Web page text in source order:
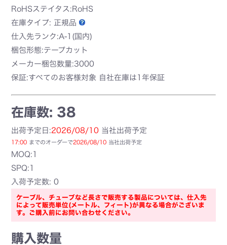
RoHSステイタス:RoHS
在庫タイプ: 正規品
仕入先ランク:A-1(国内)
梱包形態:テープカット
メーカー梱包数量:3000
保証:すべてのお客様対象 自社在庫は1年保証
在庫数: 38
出荷予定日:2026/08/10 当社出荷予定
17:00 までのオーダーで2026/08/10 当社出荷予定
MOQ:1
SPQ:1
入荷予定数: 0
ケーブル、チューブなど長さで販売する製品については、仕入先
によって販売単位(メートル、フィート)が異なる場合がございま
す。ご購入前にお問い合わせください。
購入数量